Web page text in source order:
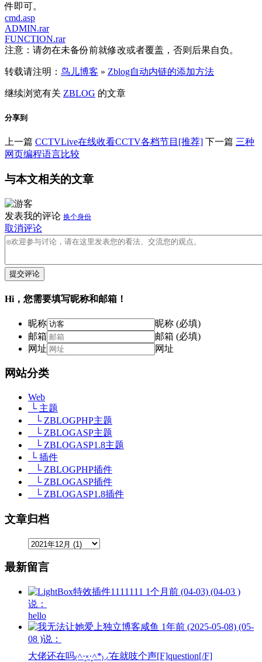
件即可。
cmd.asp
ADMIN.rar
FUNCTION.rar
注意：请勿在未备份前就修改或者覆盖，否则后果自负。
转载请注明： 鸟儿博客 » Zblog自动内链的添加方法
继续浏览有关 ZBLOG 的文章
分享到
上一篇 CCTVLive在线收看CCTV各档节目[推荐] 下一篇 三种
网页编程语言比较
与本文相关的文章
发表我的评论 换个身份
取消评论
提交评论
Hi，您需要填写昵称和邮箱！
昵称
昵称 (必填)
邮箱
邮箱 (必填)
网址
网址
网站分类
Web
└ 主题
└ ZBLOGPHP主题
└ ZBLOGASP主题
└ ZBLOGASP1.8主题
└ 插件
└ ZBLOGPHP插件
└ ZBLOGASP插件
└ ZBLOGASP1.8插件
文章归档
最新留言
1111111 1个月前 (04-03) (04-03 )
说：
hello
咸鱼 1年前 (2025-05-08) (05-
08 )说：
大佬还在吗₍˄·͈༝·͈˄*₎◞ ̑̑在就吱个声[F]question[/F]